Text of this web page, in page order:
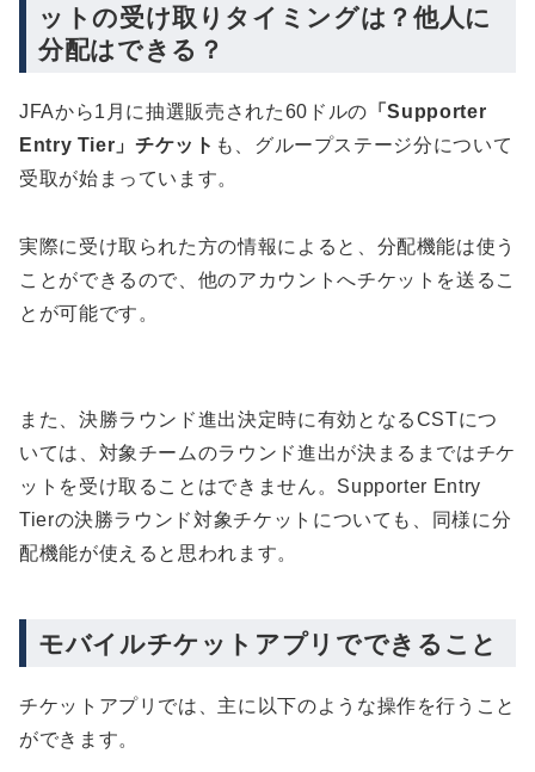
ットの受け取りタイミングは？他人に
分配はできる？
JFAから1月に抽選販売された60ドルの 「Supporter
Entry Tier」チケット も、グループステージ分について
受取が始まっています。
実際に受け取られた方の情報によると、分配機能は使う
ことができるので、他のアカウントへチケットを送るこ
とが可能です。
また、決勝ラウンド進出決定時に有効となるCSTにつ
いては、対象チームのラウンド進出が決まるまではチケ
ットを受け取ることはできません。Supporter Entry
Tierの決勝ラウンド対象チケットについても、同様に分
配機能が使えると思われます。
モバイルチケットアプリでできること
チケットアプリでは、主に以下のような操作を行うこと
ができます。